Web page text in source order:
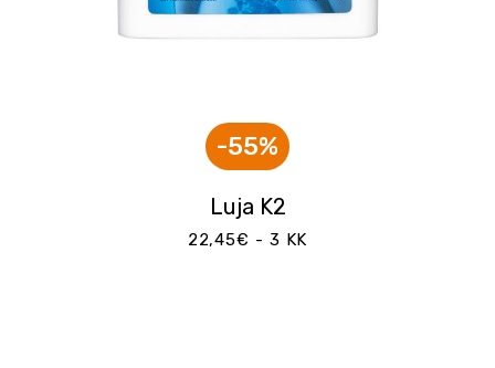
-55%
Luja K2
22,45€ - 3 KK